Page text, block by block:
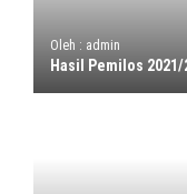
Oleh : admin
Hasil Pemilos 2021/